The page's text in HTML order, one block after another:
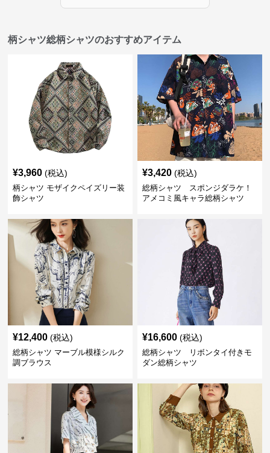
柄シャツ総柄シャツのおすすめアイテム
¥3,960 (税込)
柄シャツ モザイクペイズリー装
飾シャツ
¥3,420 (税込)
総柄シャツ スポンジダラケ！
アメコミ風キャラ総柄シャツ
¥12,400 (税込)
総柄シャツ マーブル模様シルク
調ブラウス
¥16,600 (税込)
総柄シャツ リボンタイ付きモ
ダン総柄シャツ